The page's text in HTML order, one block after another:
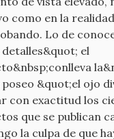
como en la
Lo de
el
poseo &quot;el ojo
con exactitud los
que se publican
la culpa de que